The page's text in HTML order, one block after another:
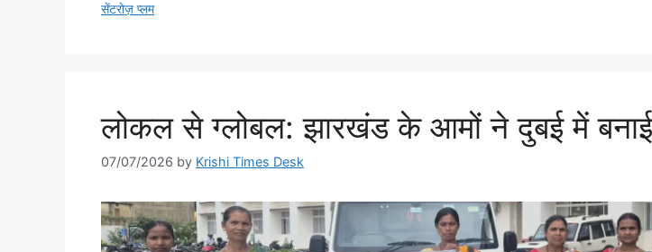
सेंटरोज़ प्लम
लोकल से ग्लोबल: झारखंड के आमों ने दुबई में
07/07/2026 by Krishi Times Desk